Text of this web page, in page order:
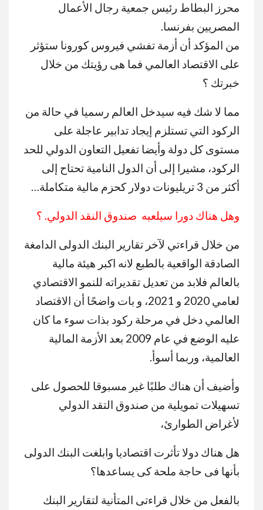
محرز البطاط رئيس جمعية رجال الأعمال
المصريين بفرنسا.
من المؤكد أن أزمة تفشي فيروس كورونا ستؤثر
على الاقتصاد العالمي فما هى رؤيتك من خلال
خبرتك ؟
مما لا شك فيه سيدخل العالم رسميا في حالة من
الركود التي تستلزم إيجاد تدابير عاجلة على
مستوى كل دولة وأيضا تفعيل التعاون الدولي للحد
الركود، مشيرا إلى أن الدول النامية تحتاح إلى
أكثر من 3 تريليونات دولار كحزم مالية متكاملة…
وهل هناك دورا سيلعبه صندوق النقد الدولي. ؟
من خلال قراءتي لآخر تقارير البنك الدولى الدامغة
الصادقة الواقعية بالطبع لانه اكبر هيئة مالية
بالعالم فلابد من تعديل تقديراته للنمو الاقتصادي
لعامي 2020 و 2021، و بات واضحًا أن الاقتصاد
العالمي دخل في مرحلة ركود بذات سوء ما كان
عليه الوضع في عام 2009 بعد الأزمة المالية
العالمية، وربما أسوأ.
وأضيف أن هناك طلبًا غير مسبوقا للحصول على
تسهيلات تمويلية من صندوق التقد الدولي
لأغراض الطوارئ،
هل هناك دولا تأثرت اقتصاديا وابلغت البنك الدولى
بأنها فى حاجة ملحة كى يساعدها؟
بالفعل من خلال قراءتى المتأنية لتقارير البنك